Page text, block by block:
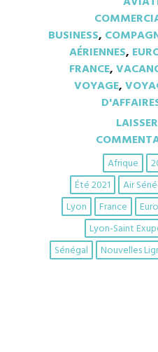
BUSINESS,
AÉRIENNES,
FRANCE,
VOYAGE,
Afrique
Air
Été 2021
France
Lyon
Lyon-Saint
Nouvelles
Sénégal